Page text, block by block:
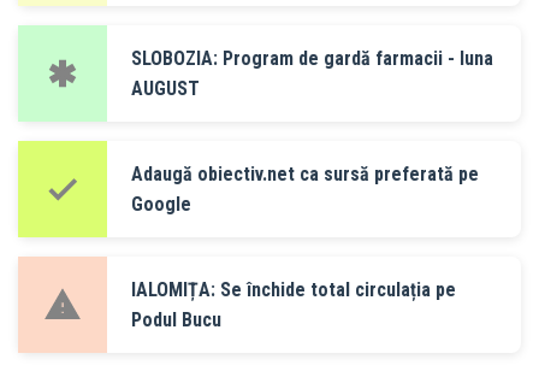
SLOBOZIA: Program de gardă farmacii - luna
AUGUST
Adaugă obiectiv.net ca sursă preferată pe
Google
IALOMIȚA: Se închide total circulația pe
Podul Bucu